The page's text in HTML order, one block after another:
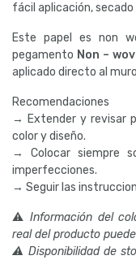
fácil aplicación,
Este papel es non
pegamento Non –
aplicado directo al
Recomendaciones
→ Extender y revisar
color y diseño.
→ Colocar siempre
imperfecciones.
→ Seguir las
⚠ Información del
real del producto
⚠ Disponibilidad de